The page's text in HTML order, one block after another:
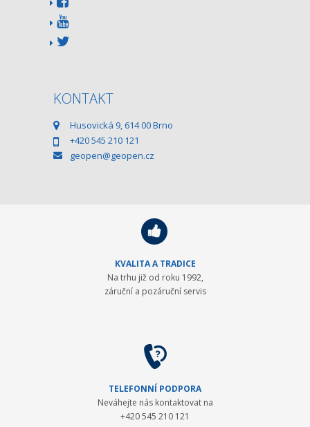
KONTAKT
Husovická 9, 614 00 Brno
+420 545 210 121
geopen@geopen.cz
KVALITA A TRADICE
Na trhu již od roku 1992,
záruční a pozáruční servis
TELEFONNÍ PODPORA
Neváhejte nás kontaktovat na
+420 545 210 121